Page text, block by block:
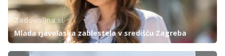
Zadovoljna.si
Mlada rjavolaska zablestela v središču Zagreba